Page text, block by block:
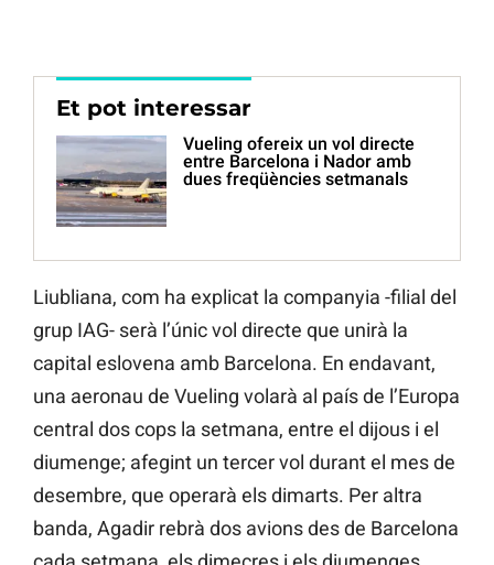
Et pot interessar
Vueling ofereix un vol directe
entre Barcelona i Nador amb
dues freqüències setmanals
Liubliana, com ha explicat la companyia -filial del
grup IAG- serà l’únic vol directe que unirà la
capital eslovena amb Barcelona. En endavant,
una aeronau de Vueling volarà al país de l’Europa
central dos cops la setmana, entre el dijous i el
diumenge; afegint un tercer vol durant el mes de
desembre, que operarà els dimarts. Per altra
banda, Agadir rebrà dos avions des de Barcelona